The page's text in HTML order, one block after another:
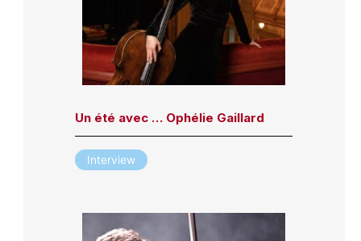
Un été avec … Ophélie Gaillard
Interview